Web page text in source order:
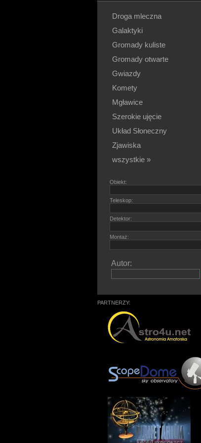
Droga mleczna
Galaktyki
Gromady kuliste
Gromady otwarte
Gwiazdy
Komety
Mgławice
Szerokie ujęcie
Układ Słoneczny
Zjawiska
wszystkie »
Obiekt:
Teleskop:
Detektor:
Montaż:
Autor:
PARTNERZY: